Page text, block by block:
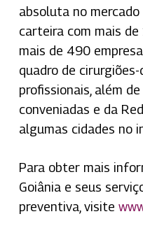
absoluta no
carteira com mais
mais de 490
quadro de
profissionais, além
conveniadas e da
algumas cidades no
Para obter mais
Goiânia e seus
preventiva, visite